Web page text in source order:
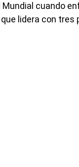
cuando
que lidera con